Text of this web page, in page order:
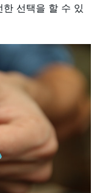
선택을 할 수 있